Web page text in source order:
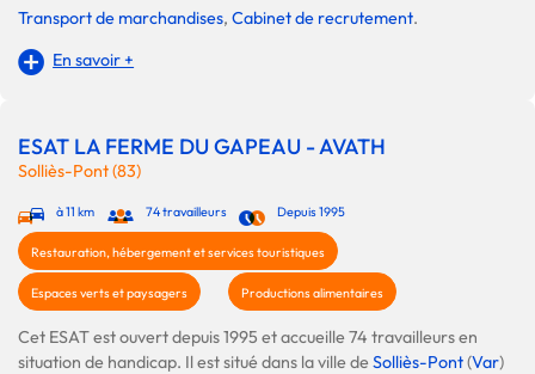
Transport de marchandises, Cabinet de recrutement.
En savoir +
ESAT LA FERME DU GAPEAU - AVATH
Solliès-Pont (83)
à 11 km 74 travailleurs Depuis 1995
Restauration, hébergement et services touristiques
Espaces verts et paysagers Productions alimentaires
Cet ESAT est ouvert depuis 1995 et accueille 74 travailleurs en
situation de handicap. Il est situé dans la ville deSolliès-Pont(Var)